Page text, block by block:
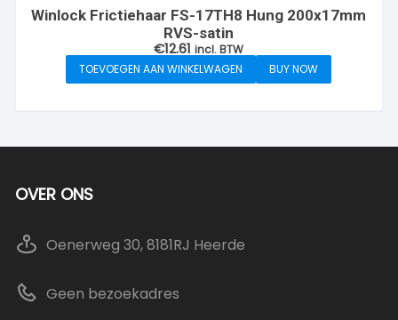
Winlock Frictiehaar FS-17TH8 Hung 200x17mm
RVS-satin
€12.61 incl. BTW
TOEVOEGEN AAN WINKELWAGEN
BUY NOW
OVER ONS
Oenerweg 30, 8181RJ Heerde
Geen bezoekadres